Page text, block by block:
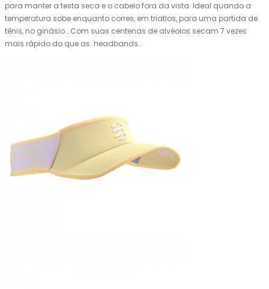
para manter a testa seca e o cabelo fora da vista. Ideal quando a
temperatura sobe enquanto corres, em triatlos, para uma partida de
tênis, no ginásio….Com suas centenas de alvéolos secam 7 vezes
mais rápido do que as headbands..